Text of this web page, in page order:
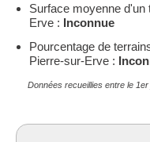
Surface moyenne d'un
Erve : Inconnue
Pourcentage de
Pierre-sur-Erve :
Données recueillies entre le